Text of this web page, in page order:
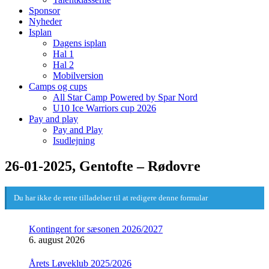
Sponsor
Nyheder
Isplan
Dagens isplan
Hal 1
Hal 2
Mobilversion
Camps og cups
All Star Camp Powered by Spar Nord
U10 Ice Warriors cup 2026
Pay and play
Pay and Play
Isudlejning
26-01-2025, Gentofte – Rødovre
Du har ikke de rette tilladelser til at redigere denne formular
Kontingent for sæsonen 2026/2027
6. august 2026
Årets Løveklub 2025/2026